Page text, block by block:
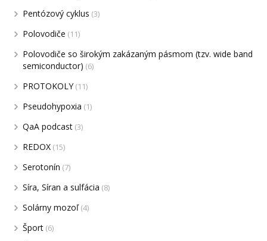
Pentózový cyklus (3)
Polovodiče (11)
Polovodiče so širokým zakázaným pásmom (tzv. wide band
semiconductor) (6)
PROTOKOLY(11)
Pseudohypoxia (1)
QaA podcast (3)
REDOX (15)
Serotonín (7)
Síra, Síran a sulfácia (8)
Solárny mozoľ(4)
Šport (6)